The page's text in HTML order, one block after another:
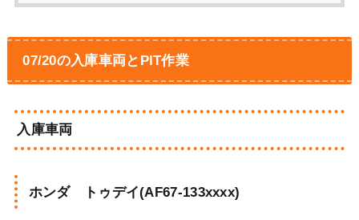
07/20の入庫車両とPIT作業
入庫車両
ホンダ トゥデイ(AF67-133xxxx)